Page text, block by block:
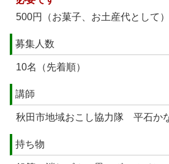
500円（お菓子、お土産代として）
募集人数
10名（先着順）
講師
秋田市地域おこし協力隊 平石か
持ち物